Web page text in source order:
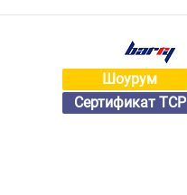
Шоурум
Сертификат ТСР